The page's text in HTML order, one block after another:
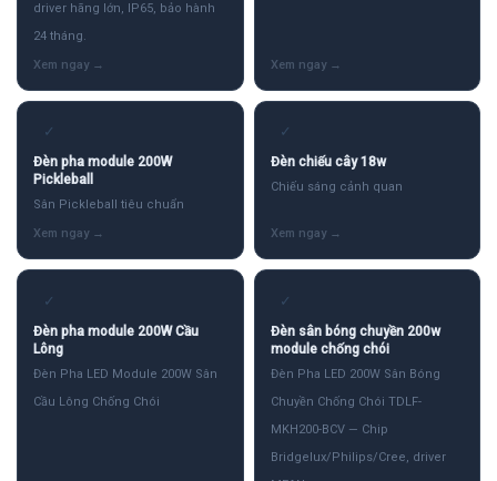
driver hãng lớn, IP65, bảo hành
24 tháng.
✓
Đèn pha module 200W
Pickleball
Sân Pickleball tiêu chuẩn
✓
Đèn chiếu cây 18w
Chiếu sáng cảnh quan
✓
Đèn pha module 200W Cầu
Lông
Đèn Pha LED Module 200W Sân
Cầu Lông Chống Chói
✓
Đèn sân bóng chuyền 200w
module chống chói
Đèn Pha LED 200W Sân Bóng
Chuyền Chống Chói TDLF-
MKH200-BCV — Chip
Bridgelux/Philips/Cree, driver